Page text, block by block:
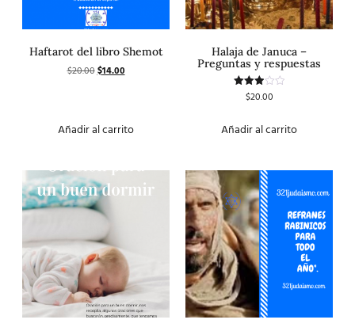
Haftarot del libro Shemot
$20.00$14.00
Añadir al carrito
Halaja de Januca –
Preguntas y respuestas
Valorado
con
$20.00
Añadir al carrito